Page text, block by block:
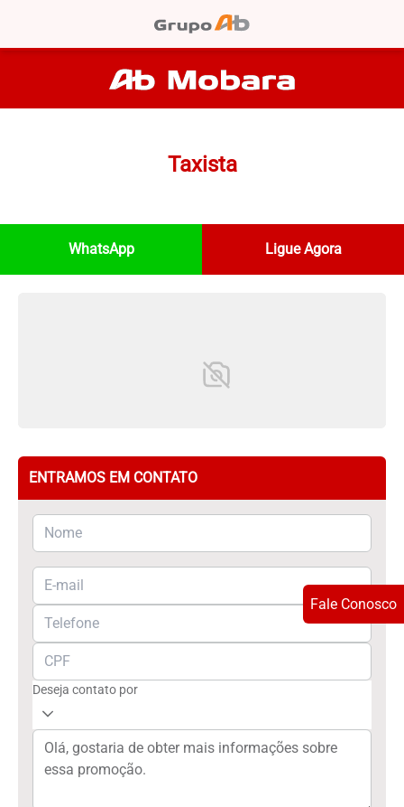
Taxista
WhatsApp Ligue Agora
ENTRAMOS EM CONTATO
Deseja contato por
Fale Conosco